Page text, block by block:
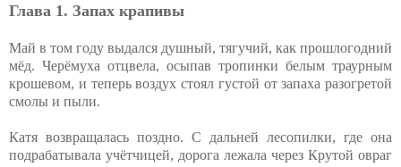
Глава 1. Запах крапивы
Май в том году выдался душный, тягучий, как прошлогодний
мёд. Черёмуха отцвела, осыпав тропинки белым траурным
крошевом, и теперь воздух стоял густой от запаха разогретой
смолы и пыли.
Катя возвращалась поздно. С дальней лесопилки, где она
подрабатывала учётчицей, дорога лежала через Крутой овраг